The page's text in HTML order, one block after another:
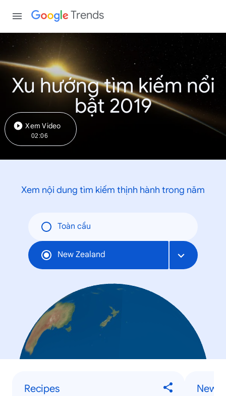
Trends
Xu hướng tìm kiếm nổi
bật 2019
Xem Video
02:06
Xem nội dung tìm kiếm thịnh hành trong năm
Toàn cầu
New Zealand
Recipes
News